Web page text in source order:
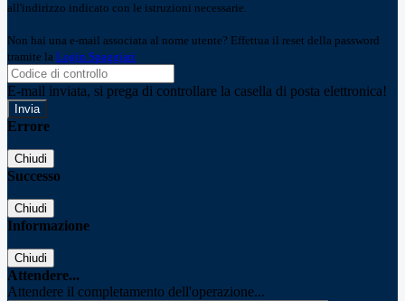
all'indirizzo indicato con le istruzioni necessarie.
Non hai una e-mail associata al nome utente? Effettua il reset della password
tramite la Login Spaggiari
E-mail inviata, si prega di controllare la casella di posta elettronica!
Errore
Chiudi
Successo
Chiudi
Informazione
Chiudi
Attendere...
Attendere il completamento dell'operazione...